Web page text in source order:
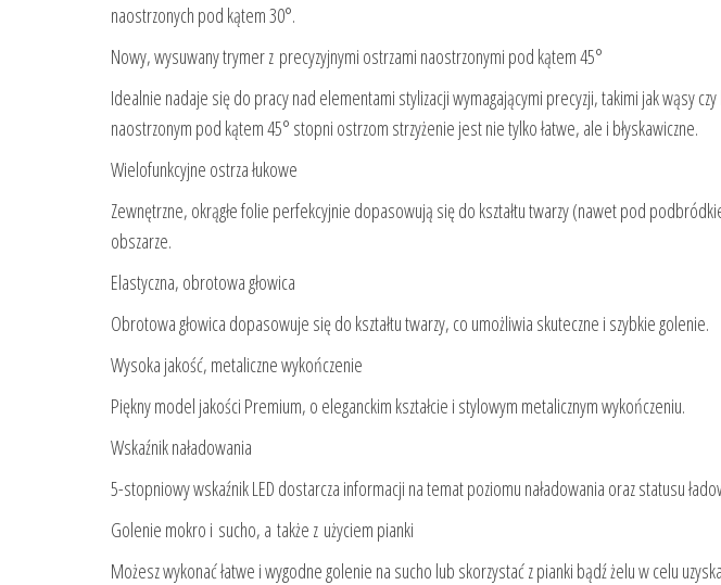
naostrzonych pod kątem 30°.
Nowy, wysuwany trymer z precyzyjnymi ostrzami naostrzonymi pod kątem 45°
Idealnie nadaje się do pracy nad elementami stylizacji wymagającymi precyzji, takimi jak wąsy
naostrzonym pod kątem 45° stopni ostrzom strzyżenie jest nie tylko łatwe, ale i błyskawiczne.
Wielofunkcyjne ostrza łukowe
Zewnętrzne, okrągłe folie perfekcyjnie dopasowują się do kształtu twarzy (nawet pod
obszarze.
Elastyczna, obrotowa głowica
Obrotowa głowica dopasowuje się do kształtu twarzy, co umożliwia skuteczne i szybkie golenie.
Wysoka jakość, metaliczne wykończenie
Piękny model jakości Premium, o eleganckim kształcie i stylowym metalicznym wykończeniu.
Wskaźnik naładowania
5-stopniowy wskaźnik LED dostarcza informacji na temat poziomu naładowania oraz statusu
Golenie mokro i sucho, a także z użyciem pianki
Możesz wykonać łatwe i wygodne golenie na sucho lub skorzystać z pianki bądź żelu w celu